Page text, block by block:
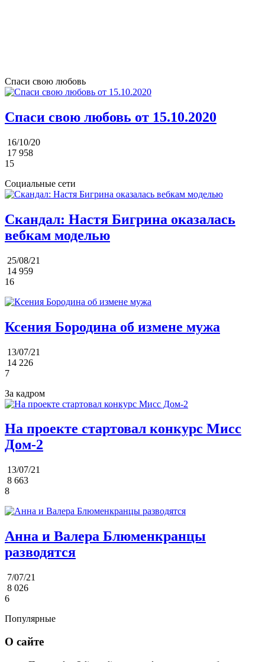
Спаси свою любовь
Спаси свою любовь от 15.10.2020
16/10/20
17 958
15
Социальные сети
Скандал: Настя Бигрина оказалась
вебкам моделью
25/08/21
14 959
16
Ксения Бородина об измене мужа
13/07/21
14 226
7
За кадром
На проекте стартовал конкурс Мисс
Дом-2
13/07/21
8 663
8
Анна и Валера Блюменкранцы
разводятся
7/07/21
8 026
6
Популярные
О сайте